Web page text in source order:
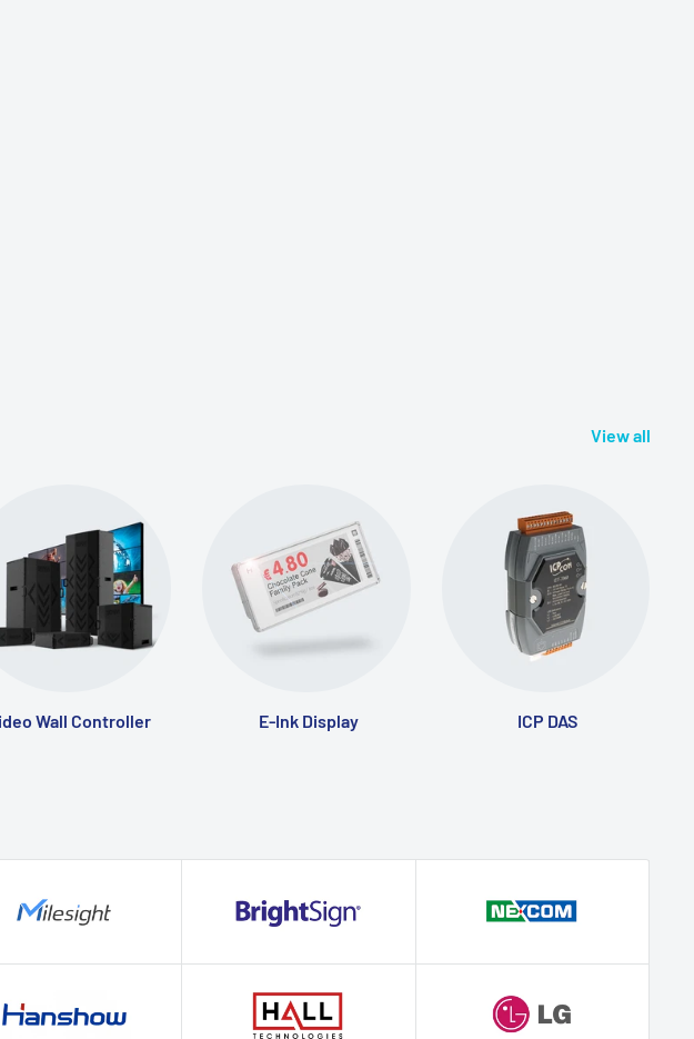
View all
Wall Controller E-Ink Display ICP DAS